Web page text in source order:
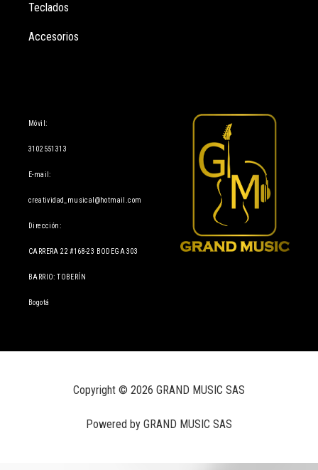
Teclados
Accesorios
Móvil:
3102551313
E-mail:
creatividad_musical@hotmail.com
Dirección:
CARRERA 22 #168-23 BODEGA 303
BARRIO: TOBERÍN
Bogotá
Copyright © 2026 GRAND MUSIC SAS
Powered by GRAND MUSIC SAS